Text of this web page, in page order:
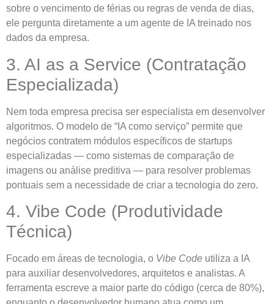
sobre o vencimento de férias ou regras de venda de dias,
ele pergunta diretamente a um agente de IA treinado nos
dados da empresa.
3. AI as a Service (Contratação
Especializada)
Nem toda empresa precisa ser especialista em desenvolver
algoritmos. O modelo de “IA como serviço” permite que
negócios contratem módulos específicos de startups
especializadas — como sistemas de comparação de
imagens ou análise preditiva — para resolver problemas
pontuais sem a necessidade de criar a tecnologia do zero.
4. Vibe Code (Produtividade
Técnica)
Focado em áreas de tecnologia, o Vibe Code utiliza a IA
para auxiliar desenvolvedores, arquitetos e analistas. A
ferramenta escreve a maior parte do código (cerca de 80%),